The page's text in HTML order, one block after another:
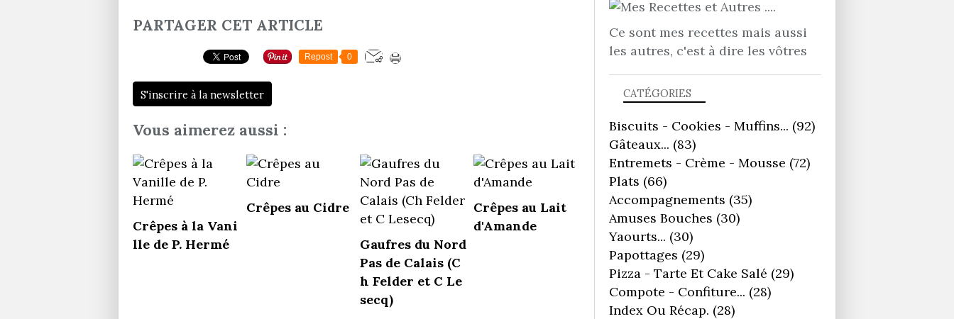
PARTAGER CET ARTICLE
Repost 0
S'inscrire à la newsletter
Vous aimerez aussi :
Crêpes à la Vani
lle de P. Hermé
Crêpes au Cidre
Gaufres du Nord
Pas de Calais (C
h Felder et C Le
secq)
Crêpes au Lait
d'Amande
Ce sont mes recettes mais aussi
les autres, c'est à dire les vôtres
CATÉGORIES
Biscuits - Cookies - Muffins... (92)
Gâteaux... (83)
Entremets - Crème - Mousse (72)
Plats (66)
Accompagnements (35)
Amuses Bouches (30)
Yaourts... (30)
Papottages (29)
Pizza - Tarte Et Cake Salé (29)
Compote - Confiture... (28)
Index Ou Récap. (28)